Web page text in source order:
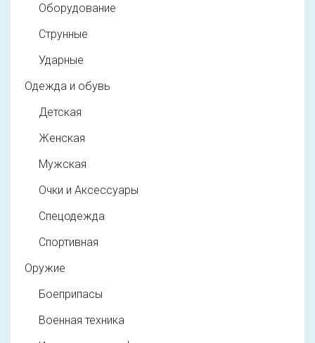
Оборудование
Струнные
Ударные
Одежда и обувь
Детская
Женская
Мужская
Очки и Аксессуары
Спецодежда
Спортивная
Оружие
Боеприпасы
Военная техника